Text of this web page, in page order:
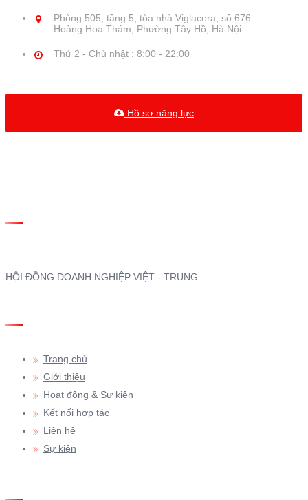
Phòng 505, tầng 5, tòa nhà Viglacera, số 676
Hoàng Hoa Thám, Phường Tây Hồ, Hà Nội
Thứ 2 - Chủ nhật : 8:00 - 22:00
Hồ sơ năng lực
HỘI ĐỒNG DOANH NGHIỆP VIỆT - TRUNG
Trang chủ
Giới thiệu
Hoạt động & Sự kiện
Kết nối hợp tác
Liên hệ
Sự kiện